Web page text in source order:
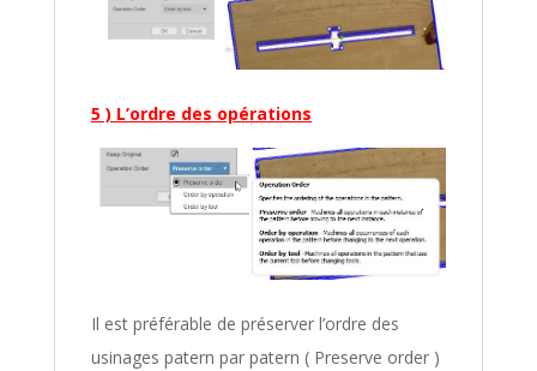
5 ) L’ordre des opérations
Il est préférable de préserver l’ordre des
usinages patern par patern ( Preserve order )